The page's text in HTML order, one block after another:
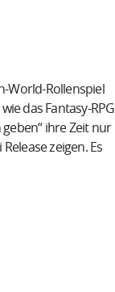
World-Rollenspiel
das Fantasy-RPG
ihre Zeit nur
zeigen. Es